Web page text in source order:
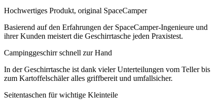
Hochwertiges Produkt, original SpaceCamper
Basierend auf den Erfahrungen der SpaceCamper-Ingenieure und
ihrer Kunden meistert die Geschirrtasche jeden Praxistest.
Campinggeschirr schnell zur Hand
In der Geschirrtasche ist dank vieler Unterteilungen vom Teller bis
zum Kartoffelschäler alles griffbereit und umfallsicher.
Seitentaschen für wichtige Kleinteile